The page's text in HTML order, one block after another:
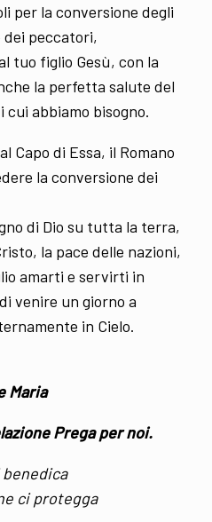
per la conversione degli
peccatori,
tuo figlio Gesù, con la
la perfetta salute del
cui abbiamo bisogno.
Capo di Essa, il Romano
la conversione dei
di Dio su tutta la terra,
la pace delle nazioni,
amarti e servirti in
venire un giorno a
in Cielo.
Maria
Prega per noi.
benedica
ci protegga